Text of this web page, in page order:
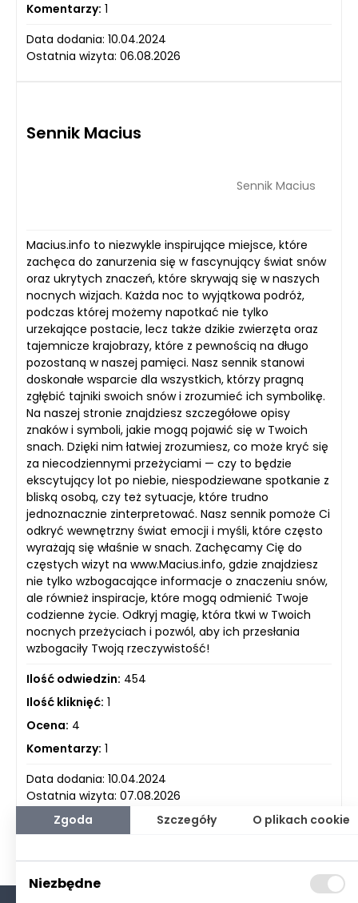
Komentarzy: 1
Data dodania: 10.04.2024
Ostatnia wizyta: 06.08.2026
Sennik Macius
Sennik Macius
Macius.info to niezwykle inspirujące miejsce, które
zachęca do zanurzenia się w fascynujący świat snów
oraz ukrytych znaczeń, które skrywają się w naszych
nocnych wizjach. Każda noc to wyjątkowa podróż,
podczas której możemy napotkać nie tylko
urzekające postacie, lecz także dzikie zwierzęta oraz
tajemnicze krajobrazy, które z pewnością na długo
pozostaną w naszej pamięci. Nasz sennik stanowi
doskonałe wsparcie dla wszystkich, którzy pragną
zgłębić tajniki swoich snów i zrozumieć ich symbolikę.
Na naszej stronie znajdziesz szczegółowe opisy
znaków i symboli, jakie mogą pojawić się w Twoich
snach. Dzięki nim łatwiej zrozumiesz, co może kryć się
za niecodziennymi przeżyciami — czy to będzie
ekscytujący lot po niebie, niespodziewane spotkanie z
bliską osobą, czy też sytuacje, które trudno
jednoznacznie zinterpretować. Nasz sennik pomoże Ci
odkryć wewnętrzny świat emocji i myśli, które często
wyrażają się właśnie w snach. Zachęcamy Cię do
częstych wizyt na www.Macius.info, gdzie znajdziesz
nie tylko wzbogacające informacje o znaczeniu snów,
ale również inspiracje, które mogą odmienić Twoje
codzienne życie. Odkryj magię, która tkwi w Twoich
nocnych przeżyciach i pozwól, aby ich przesłania
wzbogaciły Twoją rzeczywistość!
Ilość odwiedzin: 454
Ilość kliknięć: 1
Ocena: 4
Komentarzy: 1
Data dodania: 10.04.2024
Ostatnia wizyta: 07.08.2026
Zgoda
Szczegóły O plikach cookie
Niezbędne